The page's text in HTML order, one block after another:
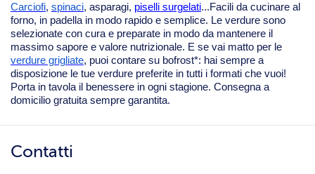
Carciofi, spinaci, asparagi, piselli surgelati...Facili da cucinare al
forno, in padella in modo rapido e semplice. Le verdure sono
selezionate con cura e preparate in modo da mantenere il
massimo sapore e valore nutrizionale. E se vai matto per le
verdure grigliate, puoi contare su bofrost*: hai sempre a
disposizione le tue verdure preferite in tutti i formati che vuoi!
Porta in tavola il benessere in ogni stagione. Consegna a
domicilio gratuita sempre garantita.
Contatti